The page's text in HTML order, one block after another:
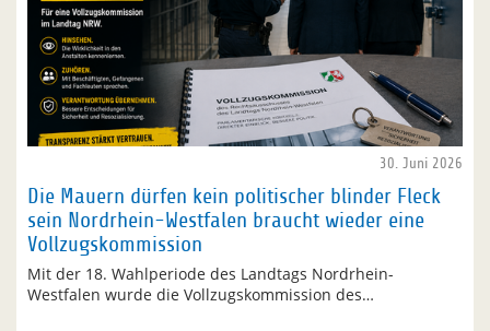
30. Juni 2026
Die Mauern dürfen kein politischer blinder Fleck
sein Nordrhein-Westfalen braucht wieder eine
Vollzugskommission
Mit der 18. Wahlperiode des Landtags Nordrhein-
Westfalen wurde die Vollzugskommission des…